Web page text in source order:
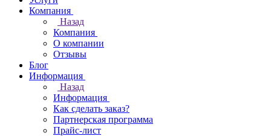
Компания
Назад
Компания
О компании
Отзывы
Блог
Информация
Назад
Информация
Как сделать заказ?
Партнерская программа
Прайс-лист